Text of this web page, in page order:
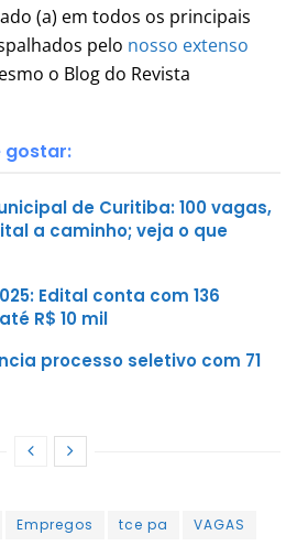
(a) em todos os principais
pelo nosso extenso
o Blog do Revista
gostar:
de Curitiba: 100 vagas,
a caminho; veja o que
Edital conta com 136
R$ 10 mil
processo seletivo com 71
Empregos tce pa VAGAS